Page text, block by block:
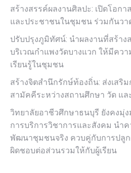
สร้างสรรค์ผลงานศิลปะ: เปิดโอก
และประชาชนในชุมชน ร่วมกันวา
ปรับปรุงภูมิทัศน์: นำผลงานที่สร้าง
บริเวณกำแพงวัดบางแวก ให้มีคว
เรียนรู้ในชุมชน
สร้างจิตสำนึกรักษ์ท้องถิ่น: ส่งเสริ
สามัคคีระหว่างสถานศึกษา วัด แ
วิทยาลัยอาชีวศึกษาธนบุรี ยังคงมุ่
การบริการวิชาการและสังคม นำ
พัฒนาชุมชนจริง ควบคู่กับการปลูก
ผิดชอบต่อส่วนรวมให้กับผู้เรียน